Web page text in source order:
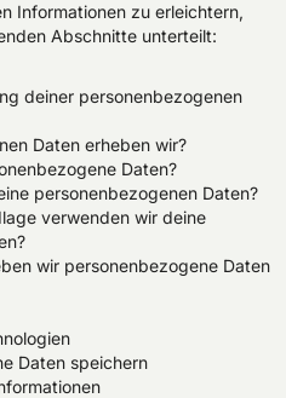
Informationen zu erleichtern,
Abschnitte unterteilt:
deiner personenbezogenen
Daten erheben wir?
Daten?
personenbezogenen Daten?
verwenden wir deine
wir personenbezogene Daten
Daten speichern